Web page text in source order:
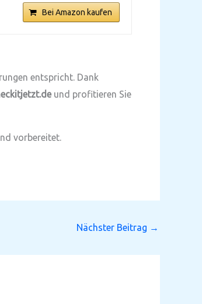
Bei Amazon kaufen
entspricht. Dank
und profitieren Sie
vorbereitet.
Nächster Beitrag →